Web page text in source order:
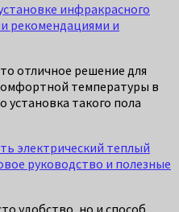
инфракрасного
рекомендациями и
отличное решение для
температуры в
установка такого пола
электрический теплый
руководство и полезные